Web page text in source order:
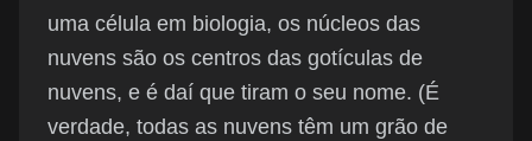
uma célula em biologia, os núcleos das
nuvens são os centros das gotículas de
nuvens, e é daí que tiram o seu nome. (É
verdade, todas as nuvens têm um grão de